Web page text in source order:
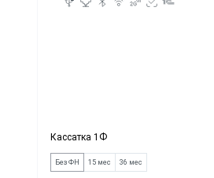
Кассатка 1Ф
Без ФН 15 мес 36 мес